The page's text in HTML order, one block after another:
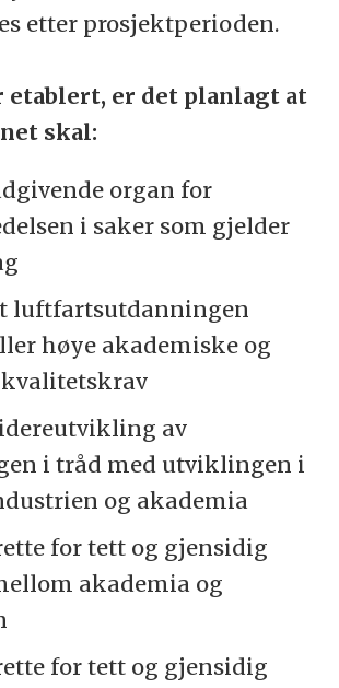
etter prosjektperioden.
etablert, er det planlagt at
skal:
organ for
i saker som gjelder
luftfartsutdanningen
høye akademiske og
av
i tråd med utviklingen i
og akademia
for tett og gjensidig
akademia og
for tett og gjensidig